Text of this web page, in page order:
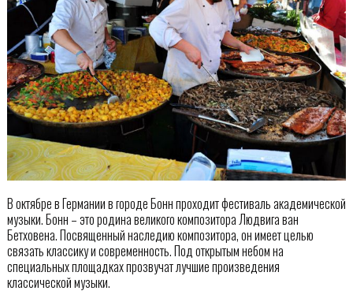
В октябре в Германии в городе Бонн проходит фестиваль академической
музыки. Бонн – это родина великого композитора Людвига ван
Бетховена. Посвященный наследию композитора, он имеет целью
связать классику и современность. Под открытым небом на
специальных площадках прозвучат лучшие произведения
классической музыки.